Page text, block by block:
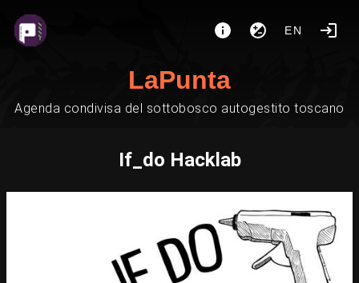
EN
LaPunta
Agenda condivisa del sottobosco autogestito toscano
If_do Hacklab